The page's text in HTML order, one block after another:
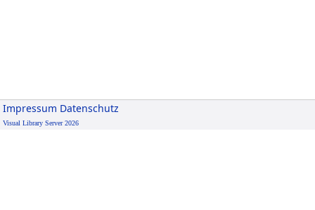
Impressum Datenschutz
Visual Library Server 2026